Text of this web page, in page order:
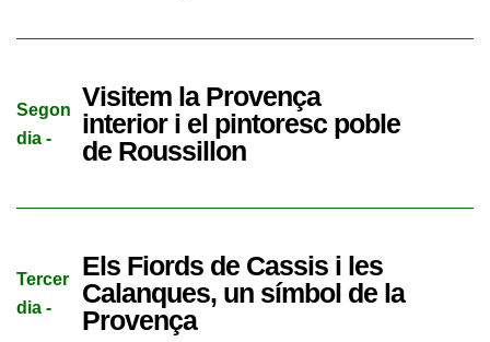
Segon
dia -
Visitem la Provença
interior i el pintoresc poble
de Roussillon
Tercer
dia -
Els Fiords de Cassis i les
Calanques, un símbol de la
Provença